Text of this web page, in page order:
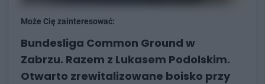
Może Cię zainteresować:
Bundesliga Common Ground w
Zabrzu. Razem z Lukasem Podolskim.
Otwarto zrewitalizowane boisko przy